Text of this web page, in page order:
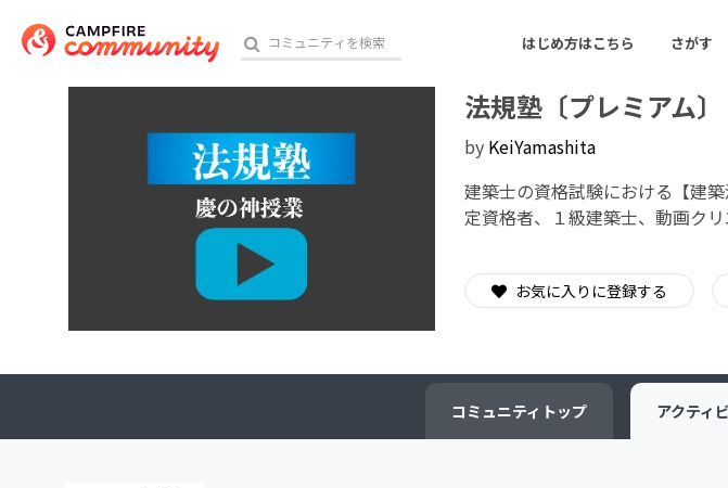
はじめ方はこちら さがす
おすすめのコミュニティ 人気の
アート・写真
テクノロジー・ガジェット
ゲーム・サービス開発
ソーシャルグッド
チャレンジ
法規塾〔プレミアム〕
by KeiYamashita
建築士の資格試験における【建
定資格者、１級建築士、動画クリ
お気に入りに登録する
コミュニティ トップ アクティ